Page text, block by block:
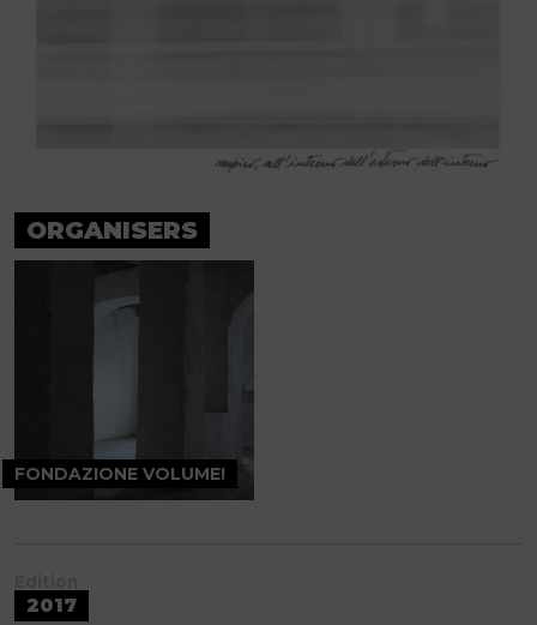
ORGANISERS
FONDAZIONE VOLUME!
2017